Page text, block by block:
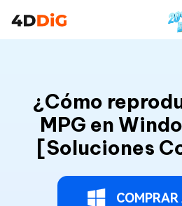
¿Cómo
MPG en
[Soluciones